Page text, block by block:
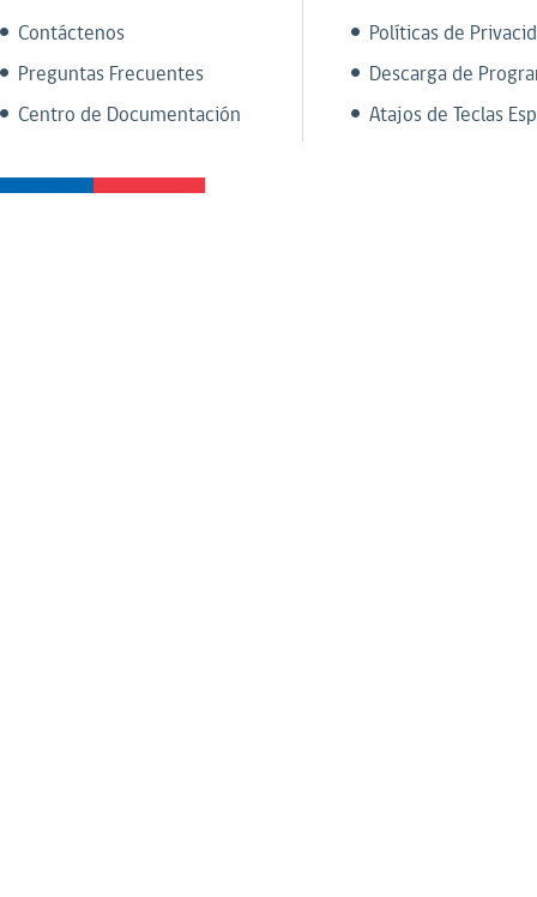
Contáctenos
Preguntas Frecuentes
Centro de Documentación
Políticas de
Descarga de
Atajos de Teclas